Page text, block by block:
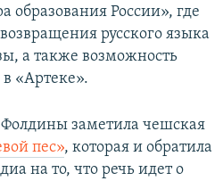
образования России», где
русского языка
а также возможность
«Артеке».
заметила чешская
пес», которая и обратила
на то, что речь идет о